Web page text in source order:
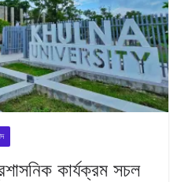
কার্যক্রম সচল